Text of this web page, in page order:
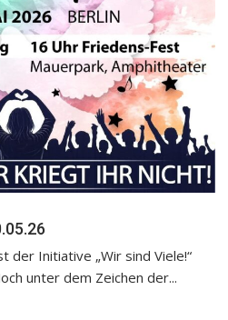
der Initiative „Wir sind Viele!“
unter dem Zeichen der...